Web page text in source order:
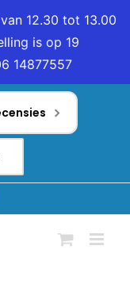
12.30 tot 13.00
is op 19
14877557